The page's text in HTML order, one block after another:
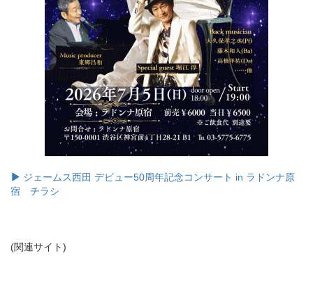
ジェームス西田 デビュー50周年記念コンサート in ラドンナ原
宿 チラシ
(関連サイト)